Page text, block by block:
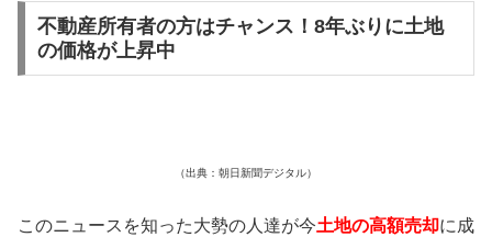
不動産所有者の方はチャンス！8年ぶりに土地
の価格が上昇中
（出典：朝日新聞デジタル）
このニュースを知った大勢の人達が今土地の高額売却に成